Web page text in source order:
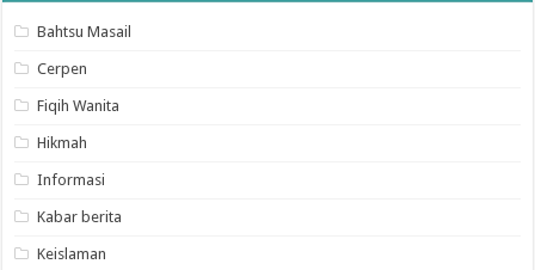
Bahtsu Masail
Cerpen
Fiqih Wanita
Hikmah
Informasi
Kabar berita
Keislaman